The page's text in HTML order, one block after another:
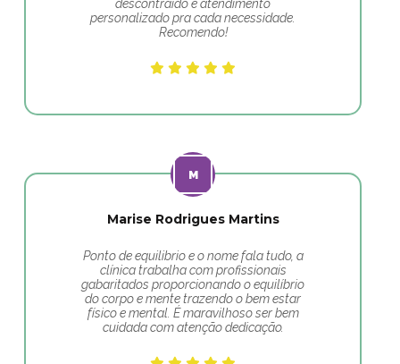
descontraído e atendimento
personalizado pra cada necessidade.
Recomendo!
Marise Rodrigues Martins
Ponto de equilibrio e o nome fala tudo, a
clínica trabalha com profissionais
gabaritados proporcionando o equilíbrio
do corpo e mente trazendo o bem estar
físico e mental. É maravilhoso ser bem
cuidada com atenção dedicação.